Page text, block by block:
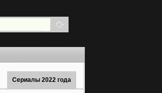
Сериалы 2022 года